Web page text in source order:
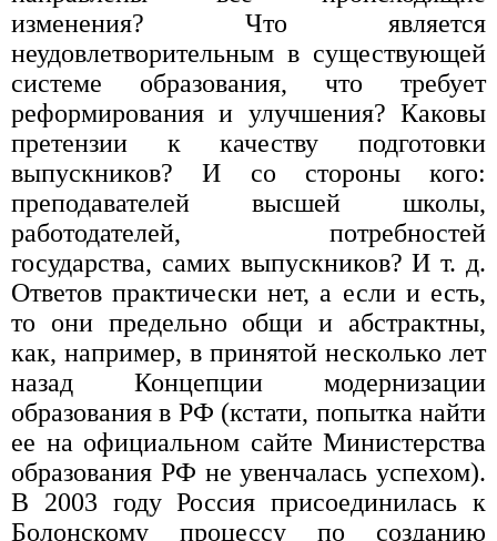
изменения? Что является
неудовлетворительным в существующей
системе образования, что требует
реформирования и улучшения? Каковы
претензии к качеству подготовки
выпускников? И со стороны кого:
преподавателей высшей школы,
работодателей, потребностей
государства, самих выпускников? И т. д.
Ответов практически нет, а если и есть,
то они предельно общи и абстрактны,
как, например, в принятой несколько лет
назад Концепции модернизации
образования в РФ (кстати, попытка найти
ее на официальном сайте Министерства
образования РФ не увенчалась успехом).
В 2003 году Россия присоединилась к
Болонскому процессу по созданию